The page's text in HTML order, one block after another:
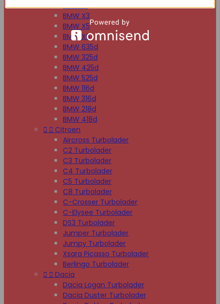
BMW X1
BMW X3
BMW X5
BMW X6
BMW 635d
BMW 325d
BMW 425d
BMW 525d
BMW 116d
BMW 316d
BMW 218d
BMW 418d
  Citroen
Aircross Turbolader
C2 Turbolader
C3 Turbolader
C4 Turbolader
C5 Turbolader
C8 Turbolader
C-Crosser Turbolader
C-Elysee Turbolader
DS3 Turbolader
Jumper Turbolader
Jumpy Turbolader
Xsara Picasso Turbolader
Berlingo Turbolader
  Dacia
Dacia Logan Turbolader
Dacia Duster Turbolader